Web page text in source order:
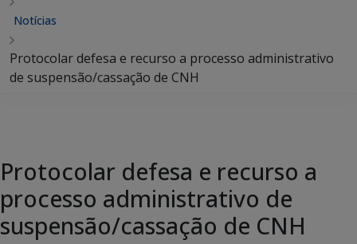
Notícias
Protocolar defesa e recurso a processo administrativo
de suspensão/cassação de CNH
Protocolar defesa e recurso a
processo administrativo de
suspensão/cassação de CNH